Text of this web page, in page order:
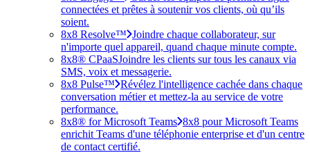
connectées et prêtes à soutenir vos clients, où qu’ils
soient.
8x8 Resolve™ Joindre chaque collaborateur, sur
n'importe quel appareil, quand chaque minute compte.
8x8® CPaaSJoindre les clients sur tous les canaux via
SMS, voix et messagerie.
8x8 Pulse™ Révélez l'intelligence cachée dans chaque
conversation métier et mettez-la au service de votre
performance.
8x8® for Microsoft Teams 8x8 pour Microsoft Teams
enrichit Teams d'une téléphonie enterprise et d'un centre
de contact certifié.